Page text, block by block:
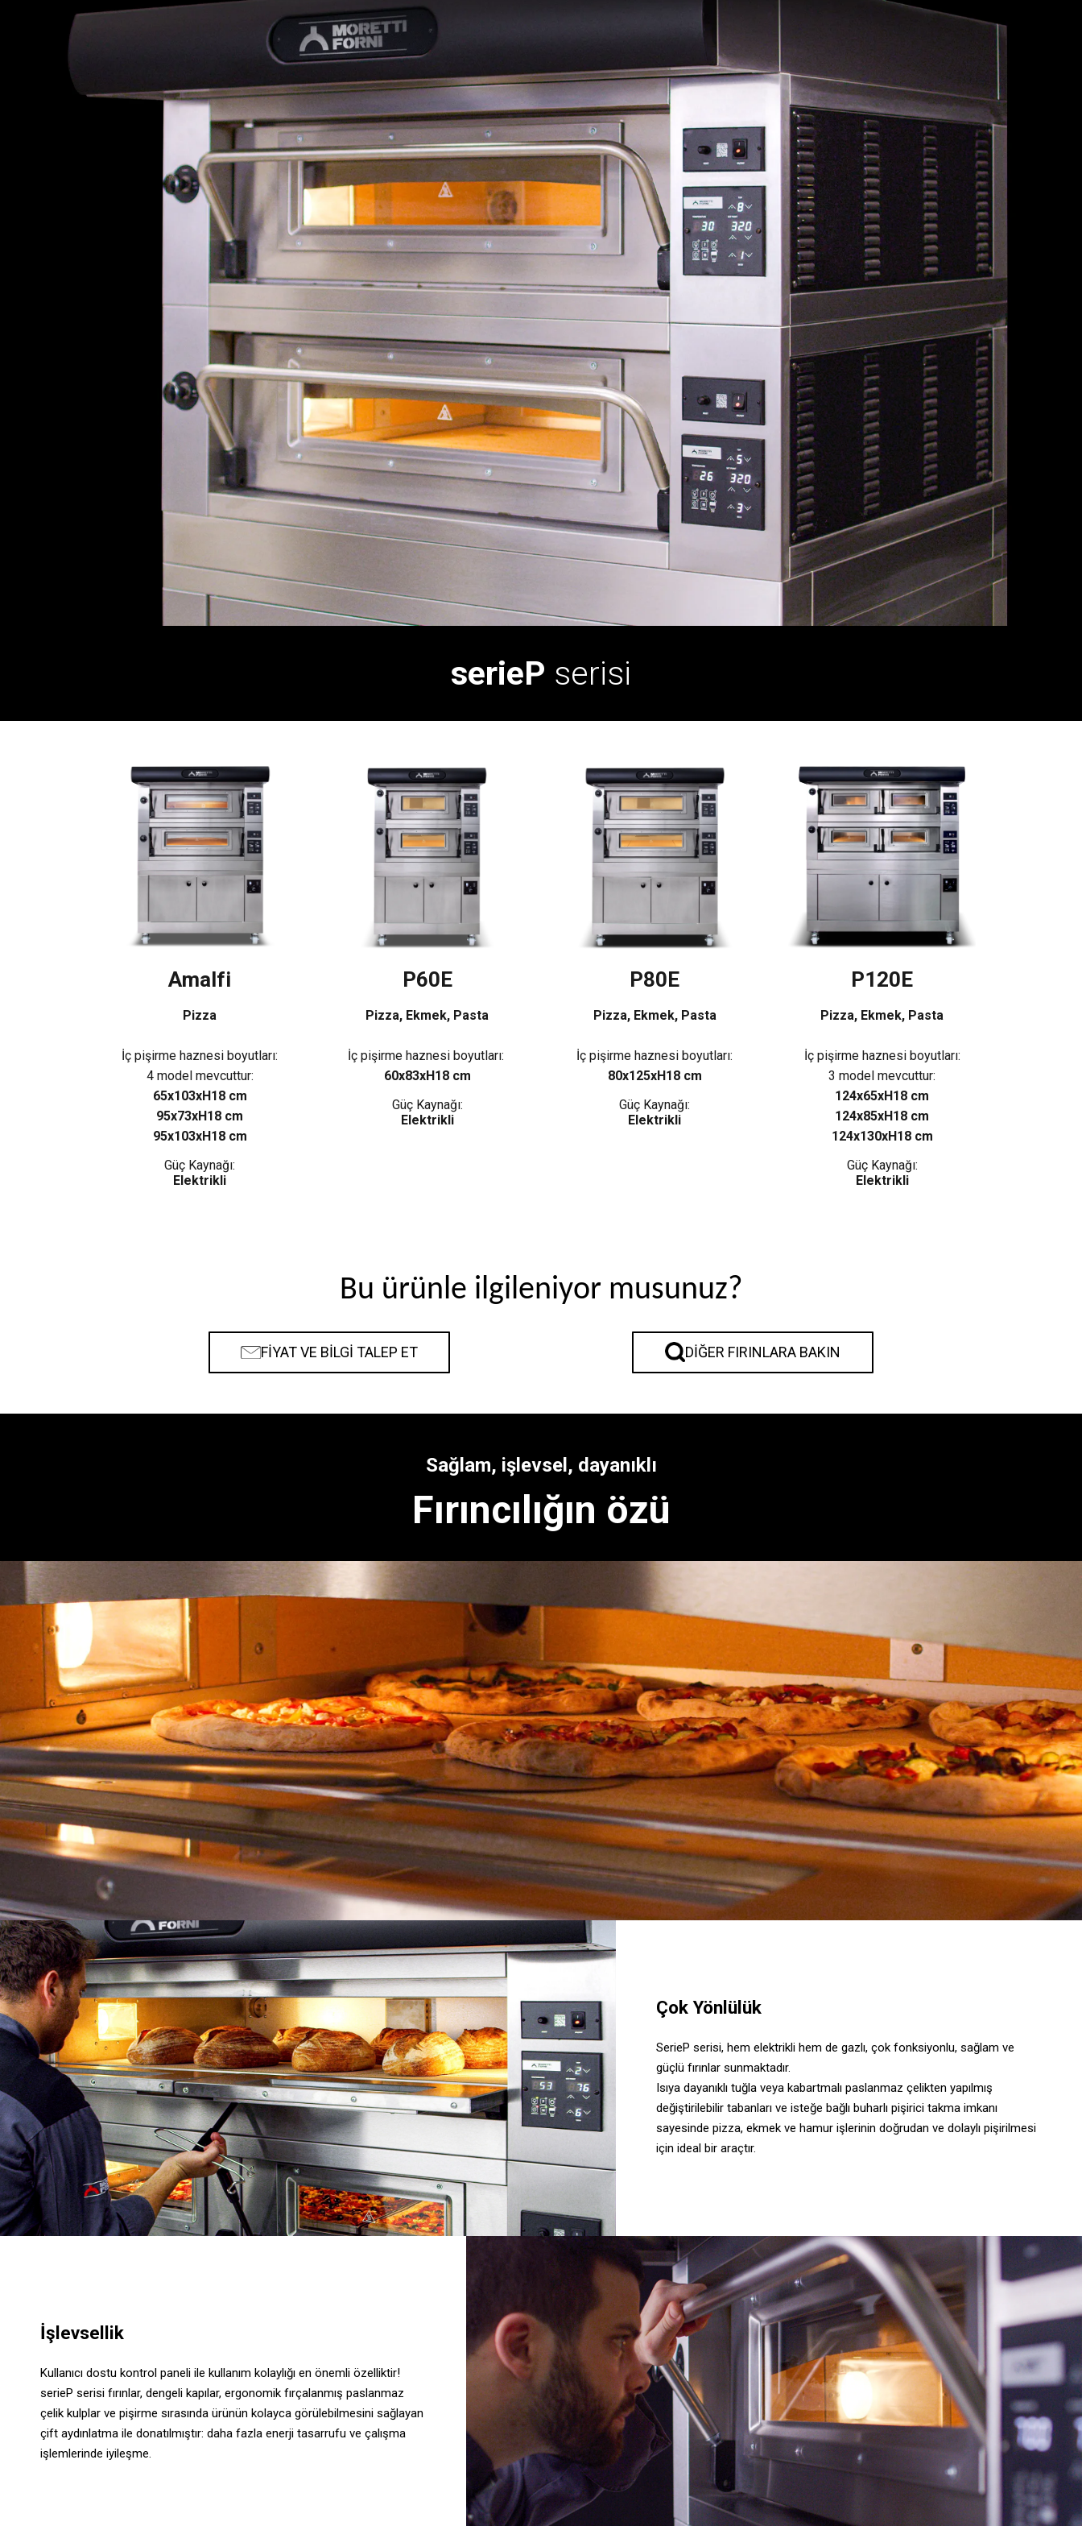
serieP serisi
Amalfi
Pizza
İç pişirme haznesi boyutları:
4 model mevcuttur:
65x103xH18 cm
95x73xH18 cm
95x103xH18 cm
Güç Kaynağı:
Elektrikli
P60E
Pizza, Ekmek, Pasta
İç pişirme haznesi boyutları:
60x83xH18 cm
Güç Kaynağı:
Elektrikli
P80E
Pizza, Ekmek, Pasta
İç pişirme haznesi boyutları:
80x125xH18 cm
Güç Kaynağı:
Elektrikli
P120E
Pizza, Ekmek, Pasta
İç pişirme haznesi boyutları:
3 model mevcuttur:
124x65xH18 cm
124x85xH18 cm
124x130xH18 cm
Güç Kaynağı:
Elektrikli
Bu ürünle ilgileniyor musunuz?
FİYAT VE BİLGİ TALEP ET DIĞER FIRINLARA BAKIN
Sağlam, işlevsel, dayanıklı
Fırıncılığın özü
Çok Yönlülük
SerieP serisi, hem elektrikli hem de gazlı, çok fonksiyonlu, sağlam ve
güçlü fırınlar sunmaktadır.
Isıya dayanıklı tuğla veya kabartmalı paslanmaz çelikten yapılmış
değiştirilebilir tabanları ve isteğe bağlı buharlı pişirici takma imkanı
sayesinde pizza, ekmek ve hamur işlerinin doğrudan ve dolaylı pişirilmesi
için ideal bir araçtır.
İşlevsellik
Kullanıcı dostu kontrol paneli ile kullanım kolaylığı en önemli özelliktir!
serieP serisi fırınlar, dengeli kapılar, ergonomik fırçalanmış paslanmaz
çelik kulplar ve pişirme sırasında ürünün kolayca görülebilmesini sağlayan
çift aydınlatma ile donatılmıştır: daha fazla enerji tasarrufu ve çalışma
işlemlerinde iyileşme.